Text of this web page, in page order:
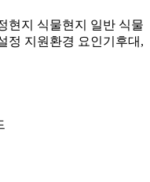
현지 식물현지 일반 식물
정 지원 환경 요인기후대,